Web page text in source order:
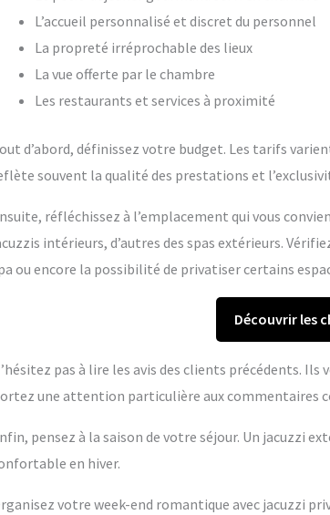
L’accueil personnalisé et discret du personnel
La propreté irréprochable des lieux
La vue offerte par le chambre
Les restaurants et services à proximité
d’abord, définissez votre budget. Les tarifs
souvent la qualité des prestations et
réfléchissez à l’emplacement qui vous
intérieurs, d’autres des spas extérieurs.
ou encore la possibilité de privatiser certains
Découvrir les
pas à lire les avis des clients précédents.
une attention particulière aux commentaires
pensez à la saison de votre séjour. Un jacuzzi
en hiver.
votre week-end romantique avec jacuzzi